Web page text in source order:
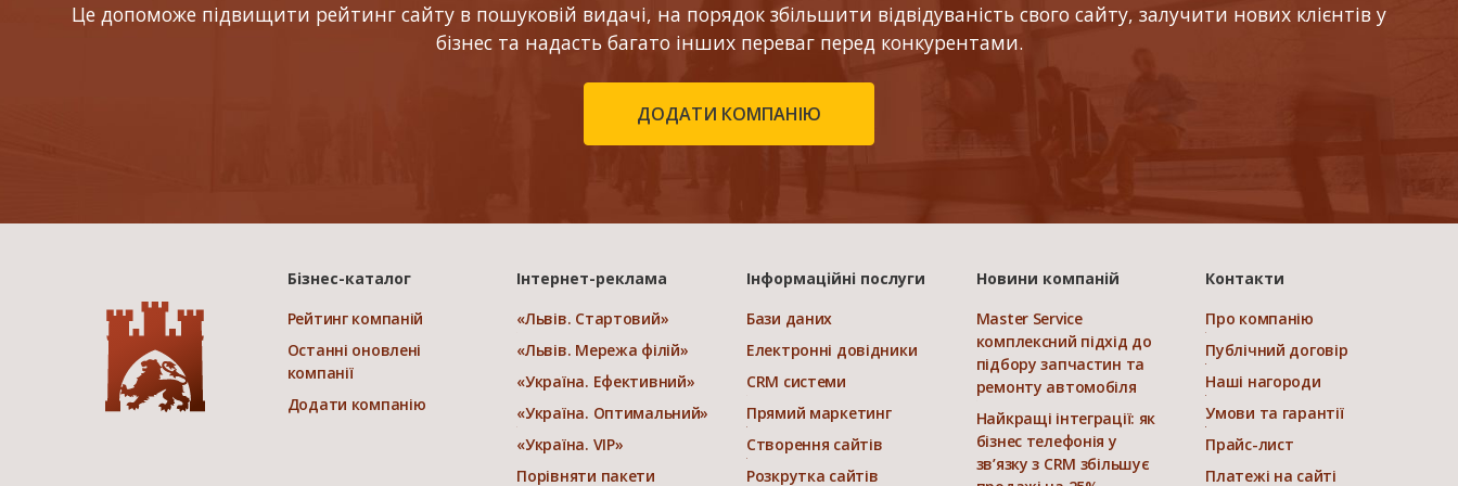
Це допоможе підвищити рейтинг сайту в пошуковій видачі, на порядок збільшити відвідуваність свого сайту, залучити нових клієнтів у
бізнес та надасть багато інших переваг перед конкурентами.
ДОДАТИ КОМПАНІЮ
Бізнес-каталог
Рейтинг компаній
Останні оновлені
компанії
Додати компанію
Інтернет-реклама
«Львів. Стартовий»
«Львів. Мережа філій»
«Україна. Ефективний»
«Україна. Оптимальний»
«Україна. VIP»
Порівняти пакети
Інформаційні послуги
Бази даних
Електронні довідники
CRM системи
Прямий маркетинг
Створення сайтів
Розкрутка сайтів
Новини компаній
Master Service
комплексний підхід до
підбору запчастин та
ремонту автомобіля
Найкращі інтеграції: як
бізнес телефонія у
зв’язку з CRM збільшує
Контакти
Про компанію
Публічний договір
Наші нагороди
Умови та гарантії
Прайс-лист
Платежі на сайті